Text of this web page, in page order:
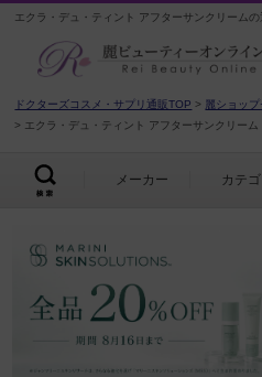
エクラ・デュ・ティント アフターサンクリーム
ドクターズコスメ・サプリ通販TOP
麗ショッ
エクラ・デュ・ティント アフターサンクリーム
メーカー カテ